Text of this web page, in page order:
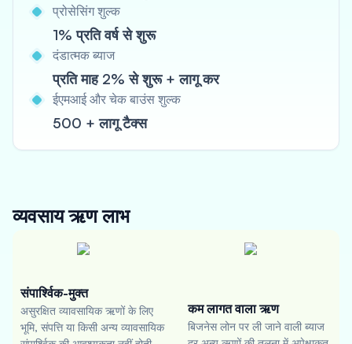
प्रोसेसिंग शुल्क
1% प्रति वर्ष से शुरू
दंडात्मक ब्याज
प्रति माह 2% से शुरू + लागू कर
ईएमआई और चेक बाउंस शुल्क
500 + लागू टैक्स
व्यवसाय ऋणलाभ
संपार्श्विक-मुक्त
असुरक्षित व्यावसायिक ऋणों के लिए
भूमि, संपत्ति या किसी अन्य व्यावसायिक
कम लागत वाला ऋण
बिजनेस लोन पर ली जाने वाली ब्याज